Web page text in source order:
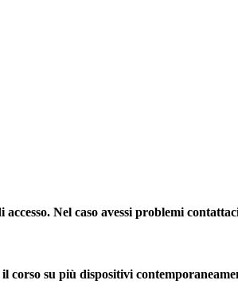
Nel caso avessi problemi
corso su più dispositivi